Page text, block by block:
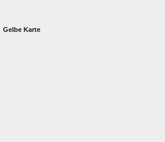
Gelbe Karte